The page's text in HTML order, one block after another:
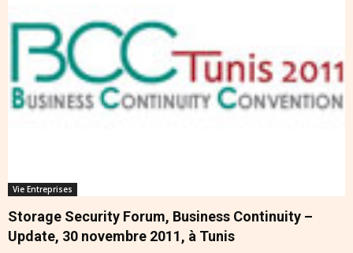
Vie Entreprises
Storage Security Forum, Business Continuity –
Update, 30 novembre 2011, à Tunis